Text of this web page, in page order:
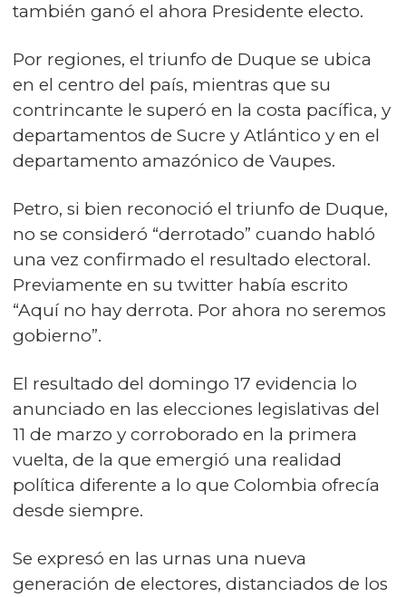
también ganó el ahora Presidente electo.
Por regiones, el triunfo de Duque se ubica
en el centro del país, mientras que su
contrincante le superó en la costa pacífica, y
departamentos de Sucre y Atlántico y en el
departamento amazónico de Vaupes.
Petro, si bien reconoció el triunfo de Duque,
no se consideró “derrotado” cuando habló
una vez confirmado el resultado electoral.
Previamente en su twitter había escrito
“Aquí no hay derrota. Por ahora no seremos
gobierno”.
El resultado del domingo 17 evidencia lo
anunciado en las elecciones legislativas del
11 de marzo y corroborado en la primera
vuelta, de la que emergió una realidad
política diferente a lo que Colombia ofrecía
desde siempre.
Se expresó en las urnas una nueva
generación de electores, distanciados de los